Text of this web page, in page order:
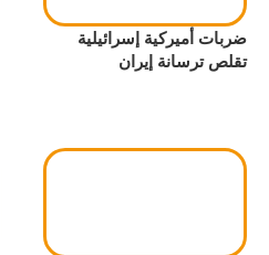
ضربات أميركية إسرائيلية
تقلص ترسانة إيران